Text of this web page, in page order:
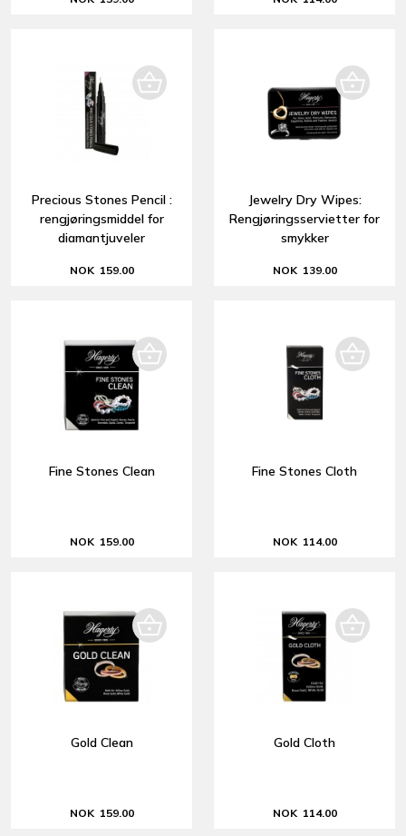
Precious Stones Pencil :
rengjøringsmiddel for
diamantjuveler
NOK 159.00
Jewelry Dry Wipes:
Rengjøringsservietter for
smykker
NOK 139.00
Fine Stones Clean
NOK 159.00
Fine Stones Cloth
NOK 114.00
Gold Clean
NOK 159.00
Gold Cloth
NOK 114.00